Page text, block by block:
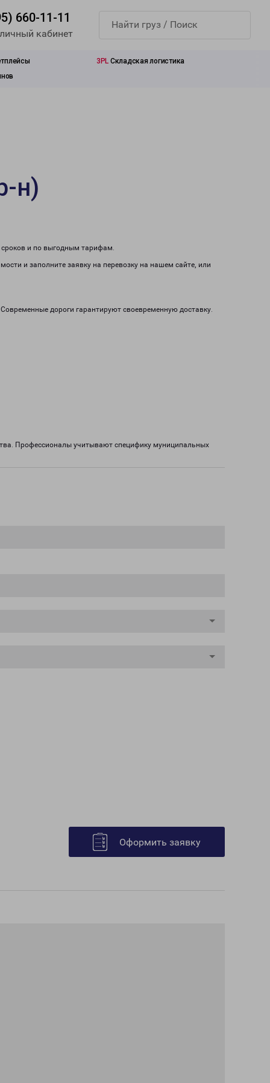
660-11-11
кабинет
3PL Складская логистика
н)
сроков и по выгодным тарифам.
и заполните заявку на перевозку на нашем сайте, или
дороги гарантируют своевременную доставку.
Профессионалы учитывают специфику муниципальных
Оформить заявку